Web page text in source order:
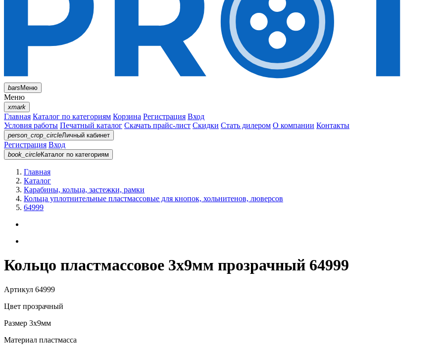
barsМеню
Меню
xmark
Главная Каталог по категориям Корзина Регистрация Вход
Условия работы Печатный каталог Скачать прайс-лист Скидки Стать дилером О компании Контакты
person_crop_circleЛичный кабинет
Регистрация Вход
book_circleКаталог по категориям
Главная
Каталог
Карабины, кольца, застежки, рамки
Кольца уплотнительные пластмассовые для кнопок, хольнитенов, люверсов
64999
Кольцо пластмассовое 3х9мм прозрачный 64999
Артикул 64999
Цвет прозрачный
Размер 3х9мм
Материал пластмасса